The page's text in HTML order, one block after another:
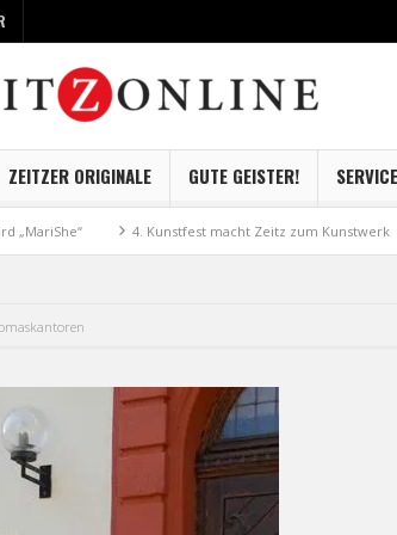
ZEITZER ORIGINALE GUTE GEISTER! SERVICE
4. Kunstfest macht Zeitz zum Kunstwerk